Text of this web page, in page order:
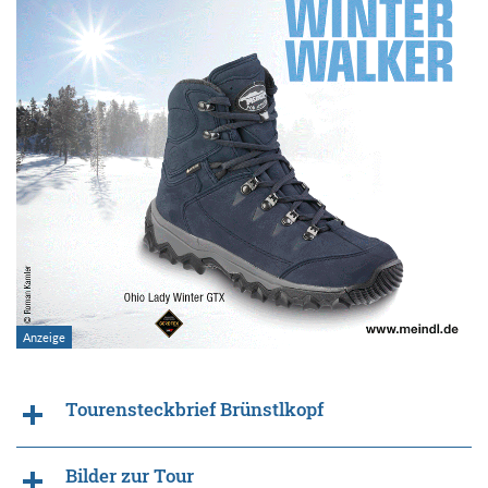
Tourensteckbrief Brünstlkopf
Bilder zur Tour